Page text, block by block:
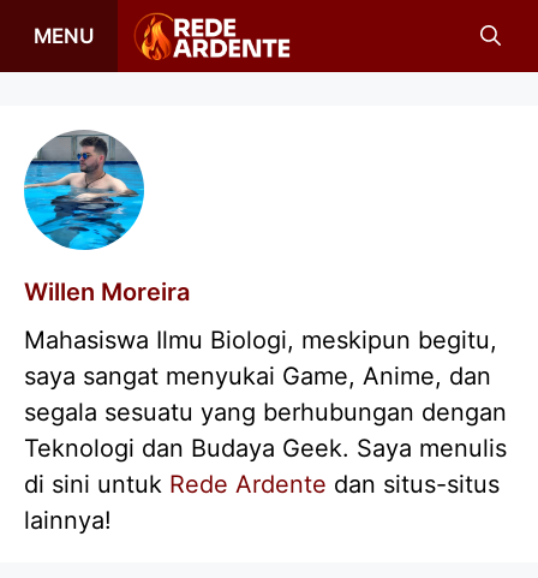
MENU
Willen Moreira
Mahasiswa Ilmu Biologi, meskipun begitu,
saya sangat menyukai Game, Anime, dan
segala sesuatu yang berhubungan dengan
Teknologi dan Budaya Geek. Saya menulis
di sini untuk Rede Ardente dan situs-situs
lainnya!